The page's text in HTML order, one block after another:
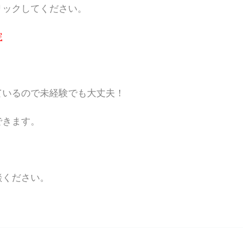
クしてください。
るので未経験でも大丈夫！
ます。
ださい。